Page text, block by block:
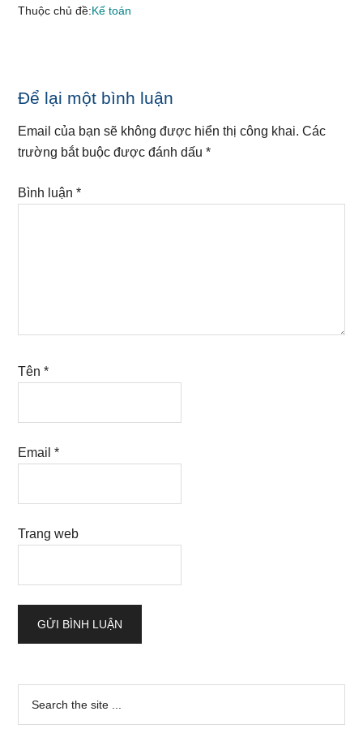
Thuộc chủ đề:Kế toán
Reader
Interactions
Để lại một bình luận
Email của bạn sẽ không được hiển thị công khai. Các
trường bắt buộc được đánh dấu*
Bình luận*
Tên*
Email*
Trang web
Sidebar
chính